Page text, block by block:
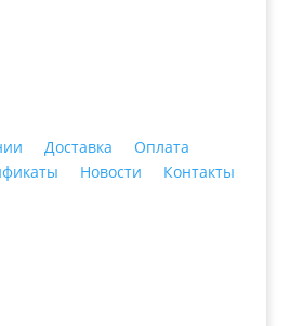
Доставка
Оплата
Новости Контакты